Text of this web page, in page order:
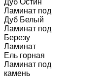
Ламинат под
Дуб Белый
Ламинат под
Березу
Ламинат
Ель горная
Ламинат под
камень